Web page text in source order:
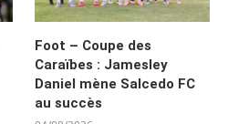
Foot – Coupe des
Caraïbes : Jamesley
Daniel mène Salcedo FC
au succès